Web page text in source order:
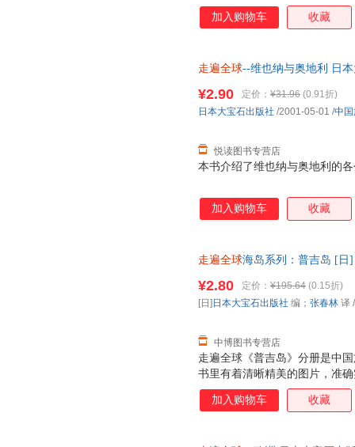
系到旅行质量的好坏。比如，
对对方的习惯风俗了解一点的
面来认识美国！
加入购物车 收藏
走遍全球--维也纳与奥地利 日
本书介绍了维也纳与奥地利的
¥2.90 定价： ¥31.96 (0.91折)
悦读图书专营店
日本大宝石出版社 /2001-05-01 /中
加入购物车 收藏
走遍全球海岛系列：普吉岛 [日
换】
走遍全球《普吉岛》分册是中
书里有着清晰精美的图片，准
岛、苏梅岛、有用的旅游信息
与众不同的面貌，增加了阅读
¥2.80 定价： ¥195.64 (0.15折)
中博图书专营店
[日] 日本大宝石出版社 编； 张春林 译
加入购物车 收藏